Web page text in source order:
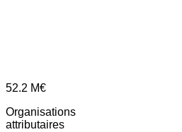
52.2 M€
Organisations
attributaires